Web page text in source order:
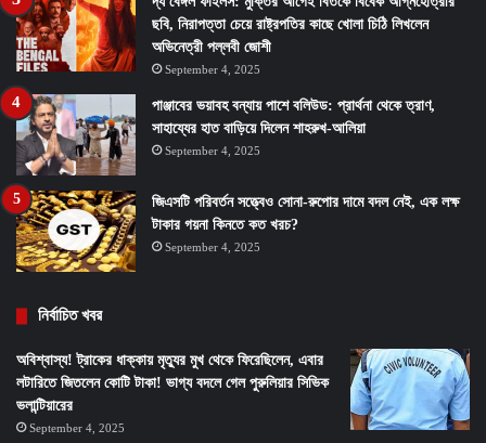
ছবি, নিরাপত্তা চেয়ে রাষ্ট্রপতির কাছে খোলা চিঠি লিখলেন
অভিনেত্রী পল্লবী জোশী
September 4, 2025
পাঞ্জাবের ভয়াবহ বন্যায় পাশে বলিউড: প্রার্থনা থেকে ত্রাণ,
সাহায্যের হাত বাড়িয়ে দিলেন শাহরুখ-আলিয়া
September 4, 2025
জিএসটি পরিবর্তন সত্ত্বেও সোনা-রুপোর দামে বদল নেই, এক লক্ষ
টাকার গয়না কিনতে কত খরচ?
September 4, 2025
নির্বাচিত খবর
অবিশ্বাস্য! ট্রাকের ধাক্কায় মৃত্যুর মুখ থেকে ফিরেছিলেন, এবার
লটারিতে জিতলেন কোটি টাকা! ভাগ্য বদলে গেল পুরুলিয়ার সিভিক
ভলান্টিয়ারের
September 4, 2025